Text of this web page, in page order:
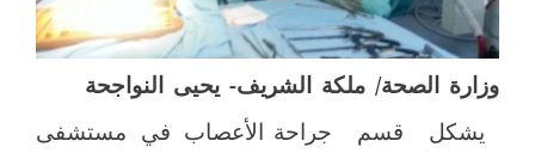
وزارة الصحة/ ملكة الشريف- يحيى النواجحة
يشكل
قسم
جراحة الأعصاب في مستشفى